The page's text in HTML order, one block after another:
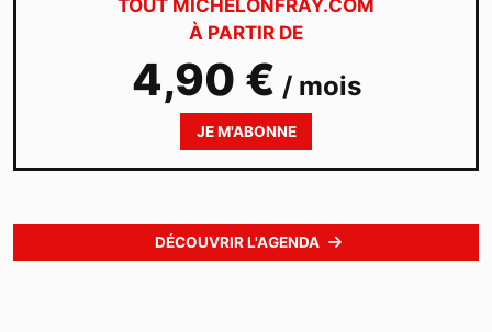
TOUT MICHELONFRAY.COM
À PARTIR DE
4,90 € / mois
JE M'ABONNE
DÉCOUVRIR L'AGENDA